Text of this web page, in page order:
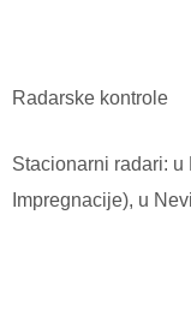
Radarske kontrole
Stacionarni radari: u
Impregnacije), u